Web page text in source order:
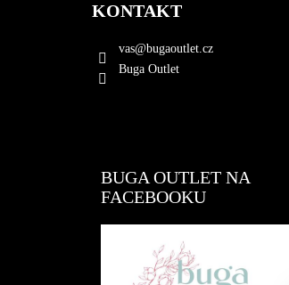
KONTAKT
vas@bugaoutlet.cz
Buga Outlet
BUGA OUTLET NA
FACEBOOKU